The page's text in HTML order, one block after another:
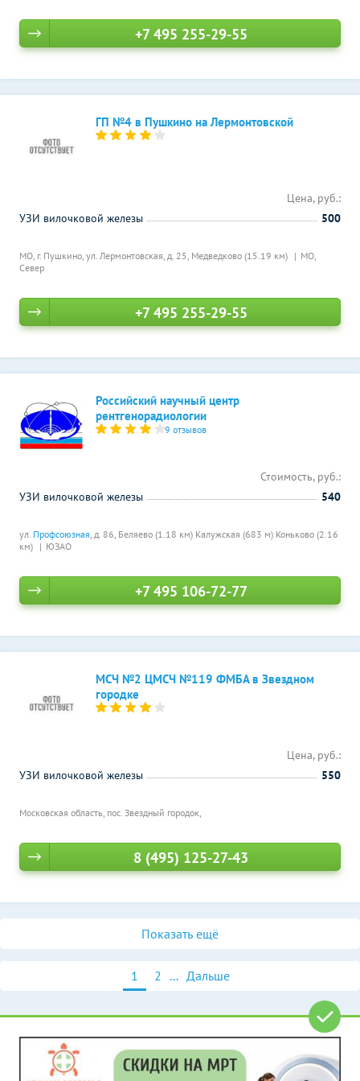
+7 495 255-29-55
ГП №4 в Пушкино на Лермонтовской
МО, г. Пушкино, ул. Лермонтовская, д. 25, Медведково (15.19 км)
МО,
Север
Цена, руб.:
УЗИ вилочковой железы
500
+7 495 255-29-55
Российский научный центр
рентгенорадиологии
9 отзывов
ул. Профсоюзная, д. 86, Беляево (1.18 км) Калужская (683 м) Коньково (2.16
км)
ЮЗАО
Стоимость, руб.:
УЗИ вилочковой железы
540
+7 495 106-72-77
МСЧ №2 ЦМСЧ №119 ФМБА в Звездном
городке
Московская область, пос. Звездный городок,
Цена, руб.:
УЗИ вилочковой железы
550
8 (495) 125-27-43
Показать ещё
1 2 ... Дальше